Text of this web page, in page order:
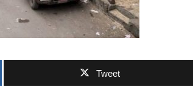
Tweet